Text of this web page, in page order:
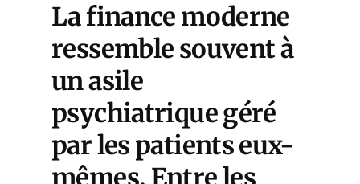
La finance moderne
ressemble souvent à
un asile
psychiatrique géré
par les patients eux-
mêmes. Entre les